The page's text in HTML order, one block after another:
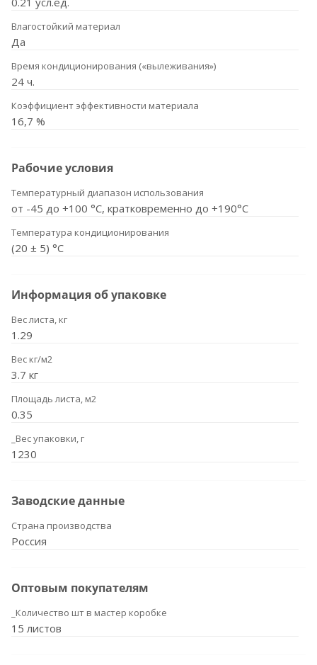
Влагостойкий материал
Да
Время кондиционирования («вылеживания»)
24 ч.
Коэффициент эффективности материала
16,7 %
Рабочие условия
Температурный диапазон использования
от -45 до +100 °С, кратковременно до +190°С
Температура кондиционирования
(20 ± 5) °C
Информация об упаковке
Вес листа, кг
1.29
Вес кг/м2
3.7 кг
Площадь листа, м2
0.35
_Вес упаковки, г
1230
Заводские данные
Страна производства
Россия
Оптовым покупателям
_Количество шт в мастер коробке
15 листов